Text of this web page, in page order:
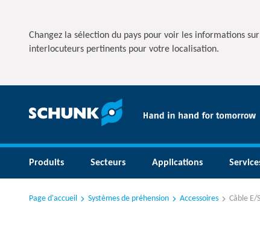
Changez la sélection du pays pour voir les informations
interlocuteurs pertinents pour votre localisation.
Produits Secteurs Applications
Page d'accueil Systèmes de préhension Accessoires Câble E/S